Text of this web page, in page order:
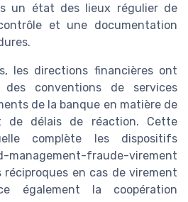
un état des lieux régulier de
et une documentation
les directions financières ont
conventions de services
de la banque en matière de
de délais de réaction. Cette
complète les dispositifs
fraude-virement
en cas de virement
également la coopération